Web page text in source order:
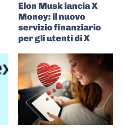
Elon Musk lancia X
Money: il nuovo
servizio finanziario
per gli utenti di X